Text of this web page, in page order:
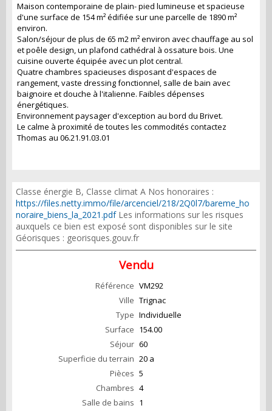
Maison contemporaine de plain- pied lumineuse et spacieuse
d'une surface de 154 m² édifiée sur une parcelle de 1890 m²
environ.
Salon/séjour de plus de 65 m2 m² environ avec chauffage au sol
et poêle design, un plafond cathédral à ossature bois. Une
cuisine ouverte équipée avec un plot central.
Quatre chambres spacieuses disposant d'espaces de
rangement, vaste dressing fonctionnel, salle de bain avec
baignoire et douche à l'italienne. Faibles dépenses
énergétiques.
Environnement paysager d'exception au bord du Brivet.
Le calme à proximité de toutes les commodités contactez
Thomas au 06.21.91.03.01
Classe énergie B, Classe climat A Nos honoraires :
https://files.netty.immo/file/arcenciel/218/2Q0l7/bareme_ho
noraire_biens_la_2021.pdfLes informations sur les risques
auxquels ce bien est exposé sont disponibles sur le site
Géorisques : georisques.gouv.fr
Vendu
Référence VM292
Ville Trignac
Type Individuelle
Surface 154.00
Séjour 60
Superficie du terrain 20 a
Pièces 5
Chambres 4
Salle de bains 1